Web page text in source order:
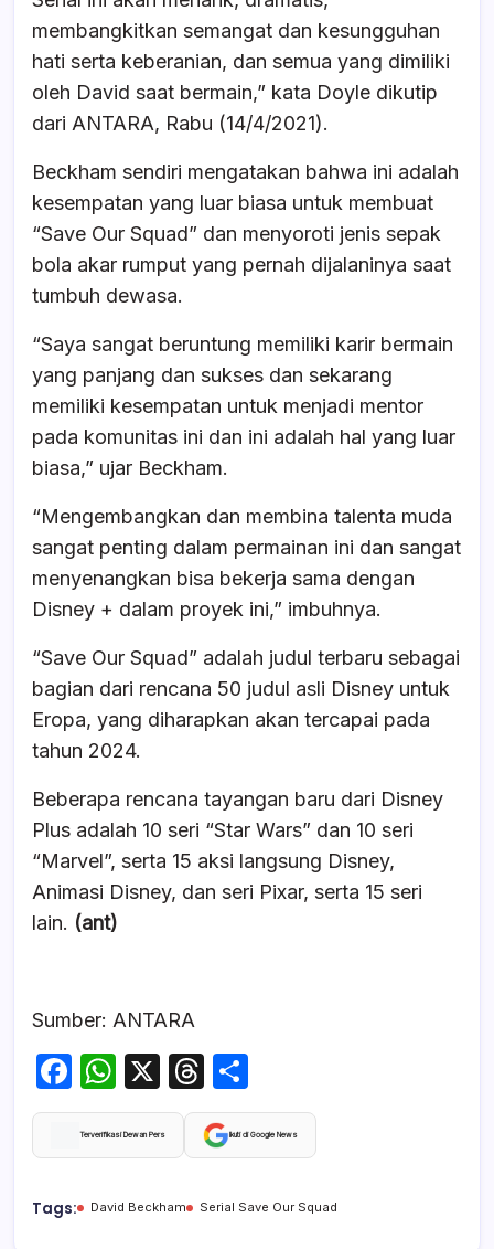
membangkitkan semangat dan kesungguhan
hati serta keberanian, dan semua yang dimiliki
oleh David saat bermain,” kata Doyle dikutip
dari ANTARA, Rabu (14/4/2021).
Beckham sendiri mengatakan bahwa ini adalah
kesempatan yang luar biasa untuk membuat
“Save Our Squad” dan menyoroti jenis sepak
bola akar rumput yang pernah dijalaninya saat
tumbuh dewasa.
“Saya sangat beruntung memiliki karir bermain
yang panjang dan sukses dan sekarang
memiliki kesempatan untuk menjadi mentor
pada komunitas ini dan ini adalah hal yang luar
biasa,” ujar Beckham.
“Mengembangkan dan membina talenta muda
sangat penting dalam permainan ini dan sangat
menyenangkan bisa bekerja sama dengan
Disney + dalam proyek ini,” imbuhnya.
“Save Our Squad” adalah judul terbaru sebagai
bagian dari rencana 50 judul asli Disney untuk
Eropa, yang diharapkan akan tercapai pada
tahun 2024.
Beberapa rencana tayangan baru dari Disney
Plus adalah 10 seri “Star Wars” dan 10 seri
“Marvel”, serta 15 aksi langsung Disney,
Animasi Disney, dan seri Pixar, serta 15 seri
lain. (ant)
Sumber: ANTARA
F
a
c
b
W
h
at
A
X
T
hr
e
d
h
ar
Terverifikasi Dewan Pers Ikuti di Google News
Tags: David Beckham Serial Save Our Squad